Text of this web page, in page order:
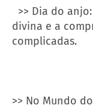
>> Dia do
divina e a
complicadas.
>> No Mundo